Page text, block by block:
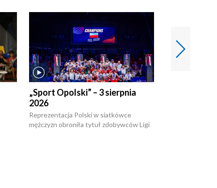
„Sport Opolski” – 3 sierpnia
2026
Reprezentacja Polski w siatkówce
mężczyzn obroniła tytuł zdobywców Ligi